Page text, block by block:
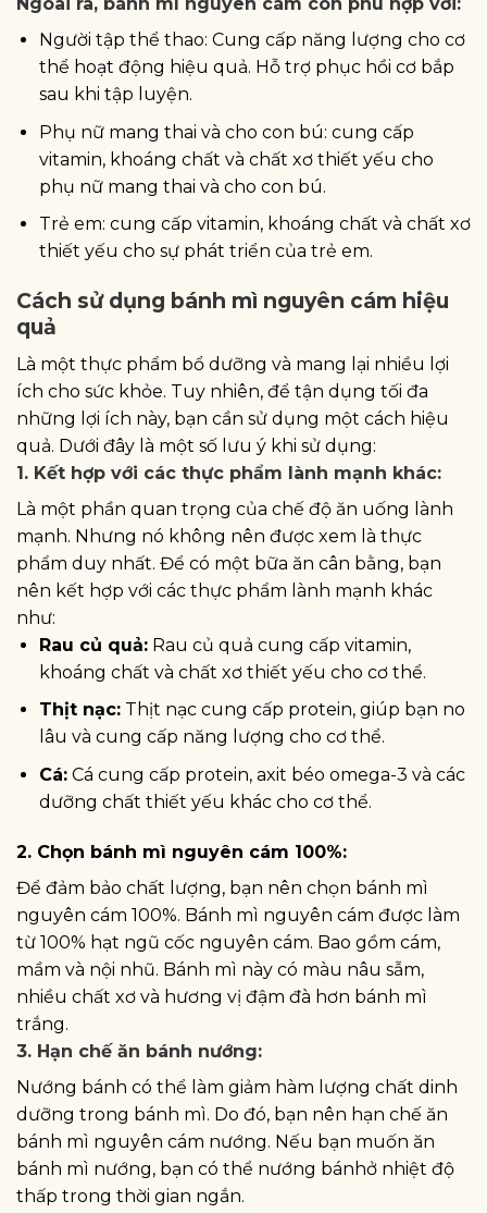
Người tập thể thao: Cung cấp năng lượng cho cơ
thể hoạt động hiệu quả. Hỗ trợ phục hồi cơ bắp
sau khi tập luyện.
Phụ nữ mang thai và cho con bú: cung cấp
vitamin, khoáng chất và chất xơ thiết yếu cho
phụ nữ mang thai và cho con bú.
Trẻ em: cung cấp vitamin, khoáng chất và chất xơ
thiết yếu cho sự phát triển của trẻ em.
Cách sử dụng bánh mì nguyên cám hiệu
quả
Là một thực phẩm bổ dưỡng và mang lại nhiều lợi
ích cho sức khỏe. Tuy nhiên, để tận dụng tối đa
những lợi ích này, bạn cần sử dụng một cách hiệu
quả. Dưới đây là một số lưu ý khi sử dụng:
1. Kết hợp với các thực phẩm lành mạnh khác:
Là một phần quan trọng của chế độ ăn uống lành
mạnh. Nhưng nó không nên được xem là thực
phẩm duy nhất. Để có một bữa ăn cân bằng, bạn
nên kết hợp với các thực phẩm lành mạnh khác
như:
Rau củ quả:Rau củ quả cung cấp vitamin,
khoáng chất và chất xơ thiết yếu cho cơ thể.
Thịt nạc:Thịt nạc cung cấp protein, giúp bạn no
lâu và cung cấp năng lượng cho cơ thể.
Cá:Cá cung cấp protein, axit béo omega-3 và các
dưỡng chất thiết yếu khác cho cơ thể.
2. Chọn bánh mì nguyên cám 100%:
Để đảm bảo chất lượng, bạn nên chọn bánh mì
nguyên cám 100%. Bánh mì nguyên cám được làm
từ 100% hạt ngũ cốc nguyên cám. Bao gồm cám,
mầm và nội nhũ. Bánh mì này có màu nâu sẫm,
nhiều chất xơ và hương vị đậm đà hơn bánh mì
trắng.
3. Hạn chế ăn bánh nướng:
Nướng bánh có thể làm giảm hàm lượng chất dinh
dưỡng trong bánh mì. Do đó, bạn nên hạn chế ăn
bánh mì nguyên cám nướng. Nếu bạn muốn ăn
bánh mì nướng, bạn có thể nướng bánhở nhiệt độ
thấp trong thời gian ngắn.